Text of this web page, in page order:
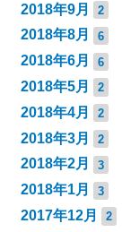
2018年9月 2
2018年8月 6
2018年6月 6
2018年5月 2
2018年4月 2
2018年3月 2
2018年2月 3
2018年1月 3
2017年12月 2